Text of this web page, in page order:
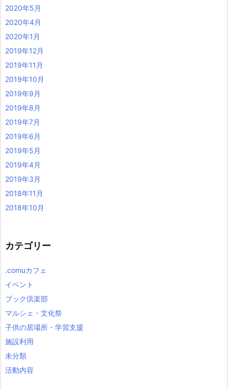
2020年5月
2020年4月
2020年1月
2019年12月
2019年11月
2019年10月
2019年9月
2019年8月
2019年7月
2019年6月
2019年5月
2019年4月
2019年3月
2018年11月
2018年10月
カテゴリー
.comuカフェ
イベント
ブック倶楽部
マルシェ・文化祭
子供の居場所・学習支援
施設利用
未分類
活動内容